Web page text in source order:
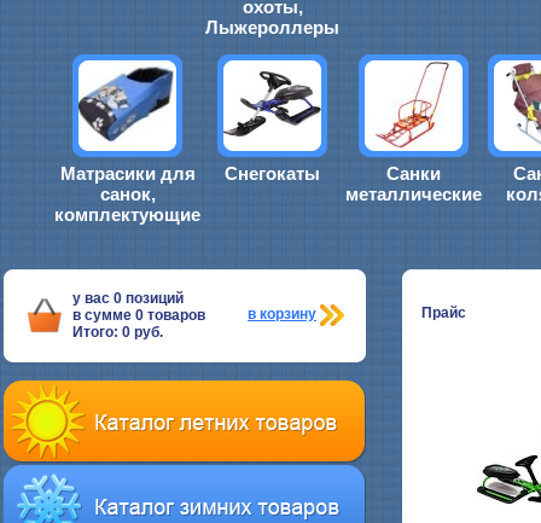
охоты,
Лыжероллеры
Матрасики для
санок,
комплектующие
Снегокаты
Санки
металлические
у вас 0 позиций
в сумме 0 товаров
Итого: 0 руб.
в корзину Прайс